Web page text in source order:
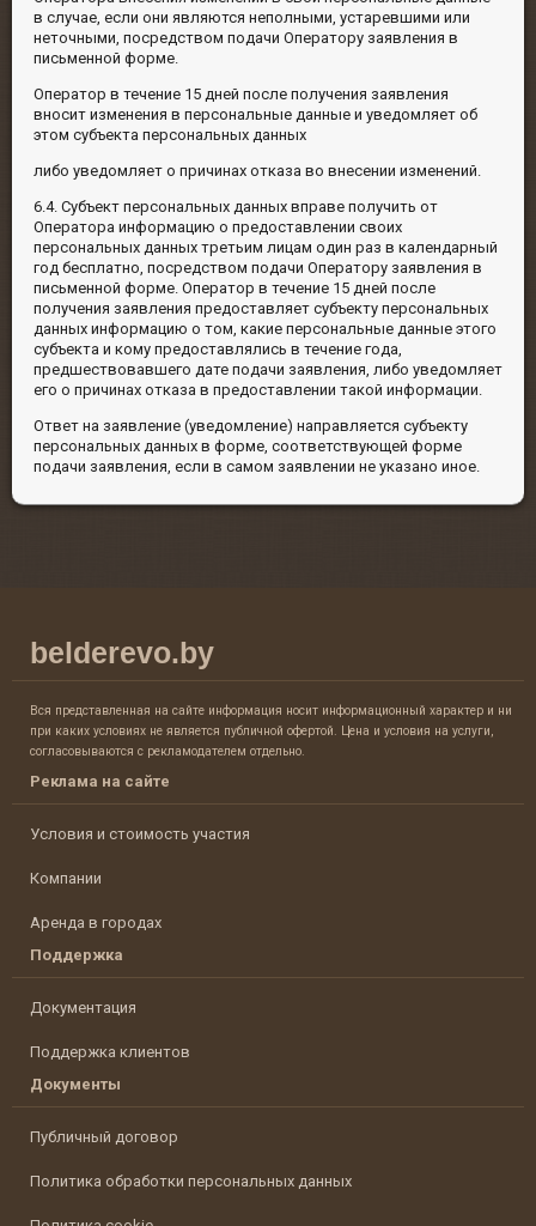
в случае, если они являются неполными, устаревшими или
неточными, посредством подачи Оператору заявления в
письменной форме.
Оператор в течение 15 дней после получения заявления
вносит изменения в персональные данные и уведомляет об
этом субъекта персональных данных
либо уведомляет о причинах отказа во внесении изменений.
6.4. Субъект персональных данных вправе получить от
Оператора информацию о предоставлении своих
персональных данных третьим лицам один раз в календарный
год бесплатно, посредством подачи Оператору заявления в
письменной форме. Оператор в течение 15 дней после
получения заявления предоставляет субъекту персональных
данных информацию о том, какие персональные данные этого
субъекта и кому предоставлялись в течение года,
предшествовавшего дате подачи заявления, либо уведомляет
его о причинах отказа в предоставлении такой информации.
Ответ на заявление (уведомление) направляется субъекту
персональных данных в форме, соответствующей форме
подачи заявления, если в самом заявлении не указано иное.
belderevo.by
Вся представленная на сайте информация носит информационный характер и ни
при каких условиях не является публичной офертой. Цена и условия на услуги,
согласовываются с рекламодателем отдельно.
Реклама на сайте
Условия и стоимость участия
Компании
Аренда в городах
Поддержка
Документация
Поддержка клиентов
Документы
Публичный договор
Политика обработки персональных данных